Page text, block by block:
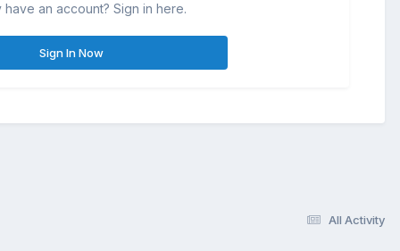
have an account? Sign in here.
Sign In Now
All Activity